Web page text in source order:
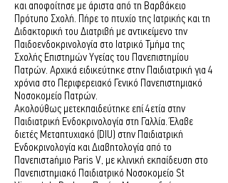
και αποφοίτησε με άριστα από τη Βαρβάκειο
Πρότυπο Σχολή. Πήρε το πτυχίο της Ιατρικής και τη
Διδακτορική του Διατριβή με αντικείμενο την
Παιδοενδοκρινολογία στο Ιατρικό Τμήμα της
Σχολής Επιστημών Υγείας του Πανεπιστημίου
Πατρών. Αρχικά ειδικεύτηκε στην Παιδιατρική για 4
χρόνια στο Περιφερειακό Γενικό Πανεπιστημιακό
Νοσοκομείο Πατρών.
Ακολούθως μετεκπαιδεύτηκε επί 4ετία στην
Παιδιατρική Ενδοκρινολογία στη Γαλλία. Έλαβε
διετές Μεταπτυχιακό (DIU) στην Παιδιατρική
Ενδοκρινολογία και Διαβητολογία από το
Πανεπιστaήμιο Paris V, με κλινική εκπαίδευση στο
Πανεπιστημιακό Παιδιατρικό Νοσοκομείο St